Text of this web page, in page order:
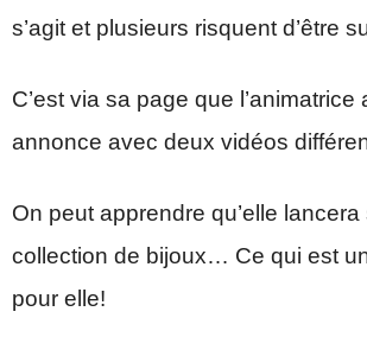
s’agit et plusieurs risquent d’être
C’est via sa page que l’animatrice
annonce avec deux vidéos
On peut apprendre qu’elle
collection de bijoux… Ce qui est
pour elle!